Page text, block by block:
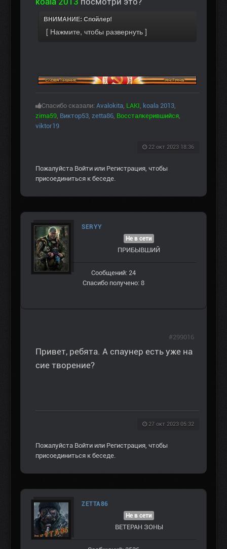
ВНИМАНИЕ: Спойлер!
Спасибо сказали: Avalokita, LAKI, koala 2013,
zima59, Виктор53, zetta86, Воссталкерившийся,
viktor19
22 окт 2023 18:36
Пожалуйста Войти или Регистрация, чтобы
присоединиться к беседе.
SERYY
Не в сети
ПРИБЫВШИЙ
Сообщений: 24
Спасибо получено: 8
Привет, ребята. А спаунер есть уже на
сие творение?
27 окт 2023 05:32
#299016
Пожалуйста Войти или Регистрация, чтобы
присоединиться к беседе.
ZETTA86
Не в сети
ВЕТЕРАН ЗOНЫ